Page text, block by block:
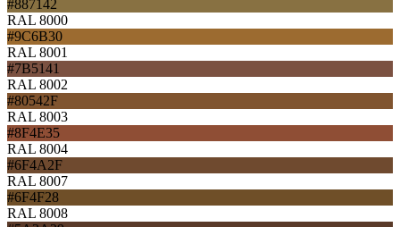
#887142
RAL 8000
#9C6B30
RAL 8001
#7B5141
RAL 8002
#80542F
RAL 8003
#8F4E35
RAL 8004
#6F4A2F
RAL 8007
#6F4F28
RAL 8008